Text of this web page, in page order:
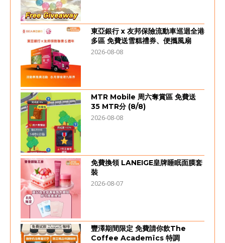
東亞銀行 x 友邦保險流動車巡迴全港
多區 免費送雪糕禮券、便攜風扇
2026-08-08
MTR Mobile 周六奪賞區 免費送
35 MTR分 (8/8)
2026-08-08
免費換領 LANEIGE皇牌睡眠面膜套
裝
2026-08-07
豐澤期間限定 免費請你飲The
Coffee Academïcs 特調